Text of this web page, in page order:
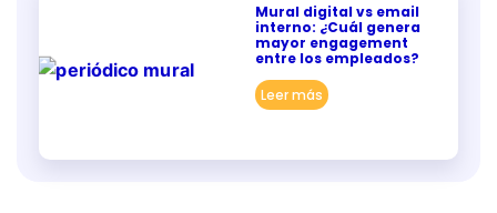
Mural digital vs email
interno: ¿Cuál genera
mayor engagement
entre los empleados?
Leer más